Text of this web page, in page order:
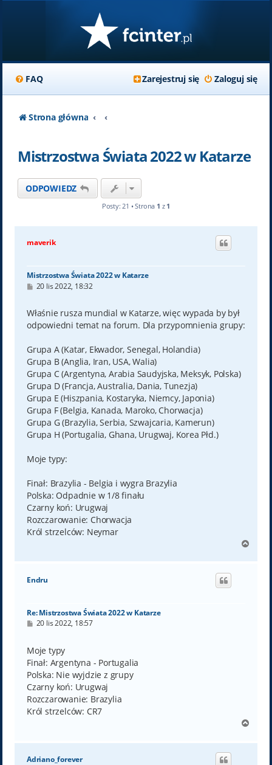
FAQ Zaloguj się
Zarejestruj się
Strona główna
Mistrzostwa Świata 2022 w Katarze
ODPOWIEDZ
Posty: 21 • Strona 1 z 1
maverik
Mistrzostwa Świata 2022 w Katarze
P
t
20 lis 2022, 18:32
Właśnie rusza mundial w Katarze, więc wypada by był
odpowiedni temat na forum. Dla przypomnienia grupy:
Grupa A (Katar, Ekwador, Senegal, Holandia)
Grupa B (Anglia, Iran, USA, Walia)
Grupa C (Argentyna, Arabia Saudyjska, Meksyk, Polska)
Grupa D (Francja, Australia, Dania, Tunezja)
Grupa E (Hiszpania, Kostaryka, Niemcy, Japonia)
Grupa F (Belgia, Kanada, Maroko, Chorwacja)
Grupa G (Brazylia, Serbia, Szwajcaria, Kamerun)
Grupa H (Portugalia, Ghana, Urugwaj, Korea Płd.)
Moje typy:
Finał: Brazylia - Belgia i wygra Brazylia
Polska: Odpadnie w 1/8 finału
Czarny koń: Urugwaj
Rozczarowanie: Chorwacja
Król strzelców: Neymar
g
Endru
Re: Mistrzostwa Świata 2022 w Katarze
P
t
20 lis 2022, 18:57
Moje typy
Finał: Argentyna - Portugalia
Polska: Nie wyjdzie z grupy
Czarny koń: Urugwaj
Rozczarowanie: Brazylia
Król strzelców: CR7
g
Adriano_forever